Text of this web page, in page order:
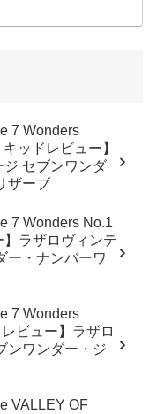
7 Wonders
ッドレビュー】
ジ セブンワンダ
ザーブ
7 Wonders No.1
】ラザロヴィンテ
ー・ナンバーワ
7 Wonders
ビュー】ラザロ
ンワンダー・ジ
VALLEY OF